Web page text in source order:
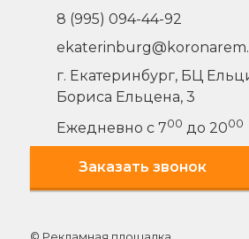
8 (995) 094-44-92
г. Екатеринбург, БЦ
Бориса Ельцена, 3
Ежедневно с 700 до 2000
Заказать звонок